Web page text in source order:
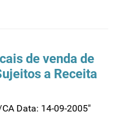
de venda de
a Receita
Data: 14-09-2005"